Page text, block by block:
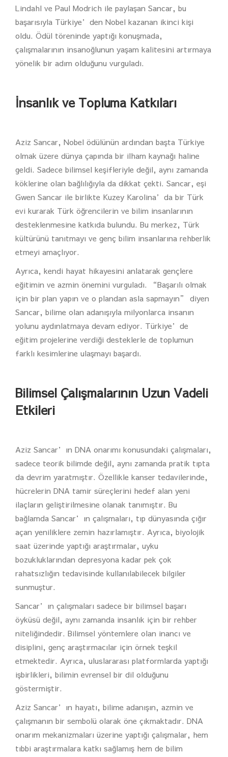
Lindahl ve Paul Modrich ile paylaşan Sancar, bu
başarısıyla Türkiye’den Nobel kazanan ikinci kişi
oldu. Ödül töreninde yaptığı konuşmada,
çalışmalarının insanoğlunun yaşam kalitesini artırmaya
yönelik bir adım olduğunu vurguladı.
İnsanlık ve Topluma Katkıları
Aziz Sancar, Nobel ödülünün ardından başta Türkiye
olmak üzere dünya çapında bir ilham kaynağı haline
geldi. Sadece bilimsel keşifleriyle değil, aynı zamanda
köklerine olan bağlılığıyla da dikkat çekti. Sancar, eşi
Gwen Sancar ile birlikte Kuzey Karolina’da bir Türk
evi kurarak Türk öğrencilerin ve bilim insanlarının
desteklenmesine katkıda bulundu. Bu merkez, Türk
kültürünü tanıtmayı ve genç bilim insanlarına rehberlik
etmeyi amaçlıyor.
Ayrıca, kendi hayat hikayesini anlatarak gençlere
eğitimin ve azmin önemini vurguladı. “Başarılı olmak
için bir plan yapın ve o plandan asla sapmayın” diyen
Sancar, bilime olan adanışıyla milyonlarca insanın
yolunu aydınlatmaya devam ediyor. Türkiye’de
eğitim projelerine verdiği desteklerle de toplumun
farklı kesimlerine ulaşmayı başardı.
Bilimsel Çalışmalarının Uzun Vadeli
Etkileri
Aziz Sancar’ın DNA onarımı konusundaki çalışmaları,
sadece teorik bilimde değil, aynı zamanda pratik tıpta
da devrim yaratmıştır. Özellikle kanser tedavilerinde,
hücrelerin DNA tamir süreçlerini hedef alan yeni
ilaçların geliştirilmesine olanak tanımıştır. Bu
bağlamda Sancar’ın çalışmaları, tıp dünyasında çığır
açan yeniliklere zemin hazırlamıştır. Ayrıca, biyolojik
saat üzerinde yaptığı araştırmalar, uyku
bozukluklarından depresyona kadar pek çok
rahatsızlığın tedavisinde kullanılabilecek bilgiler
sunmuştur.
Sancar’ın çalışmaları sadece bir bilimsel başarı
öyküsü değil, aynı zamanda insanlık için bir rehber
niteliğindedir. Bilimsel yöntemlere olan inancı ve
disiplini, genç araştırmacılar için örnek teşkil
etmektedir. Ayrıca, uluslararası platformlarda yaptığı
işbirlikleri, bilimin evrensel bir dil olduğunu
göstermiştir.
Aziz Sancar’ın hayatı, bilime adanışın, azmin ve
çalışmanın bir sembolü olarak öne çıkmaktadır. DNA
onarım mekanizmaları üzerine yaptığı çalışmalar, hem
tıbbi araştırmalara katkı sağlamış hem de bilim